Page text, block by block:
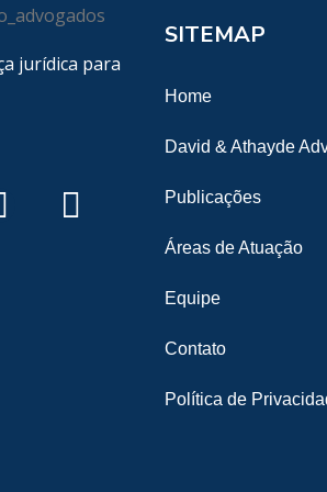
jurídica para
SITEMAP
Home
David & Athayde
Publicações
Áreas de Atuação
Equipe
Contato
Política de